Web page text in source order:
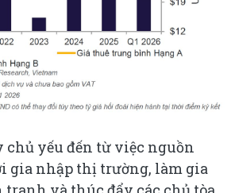
chủ yếu đến từ việc nguồn
gia nhập thị trường, làm gia